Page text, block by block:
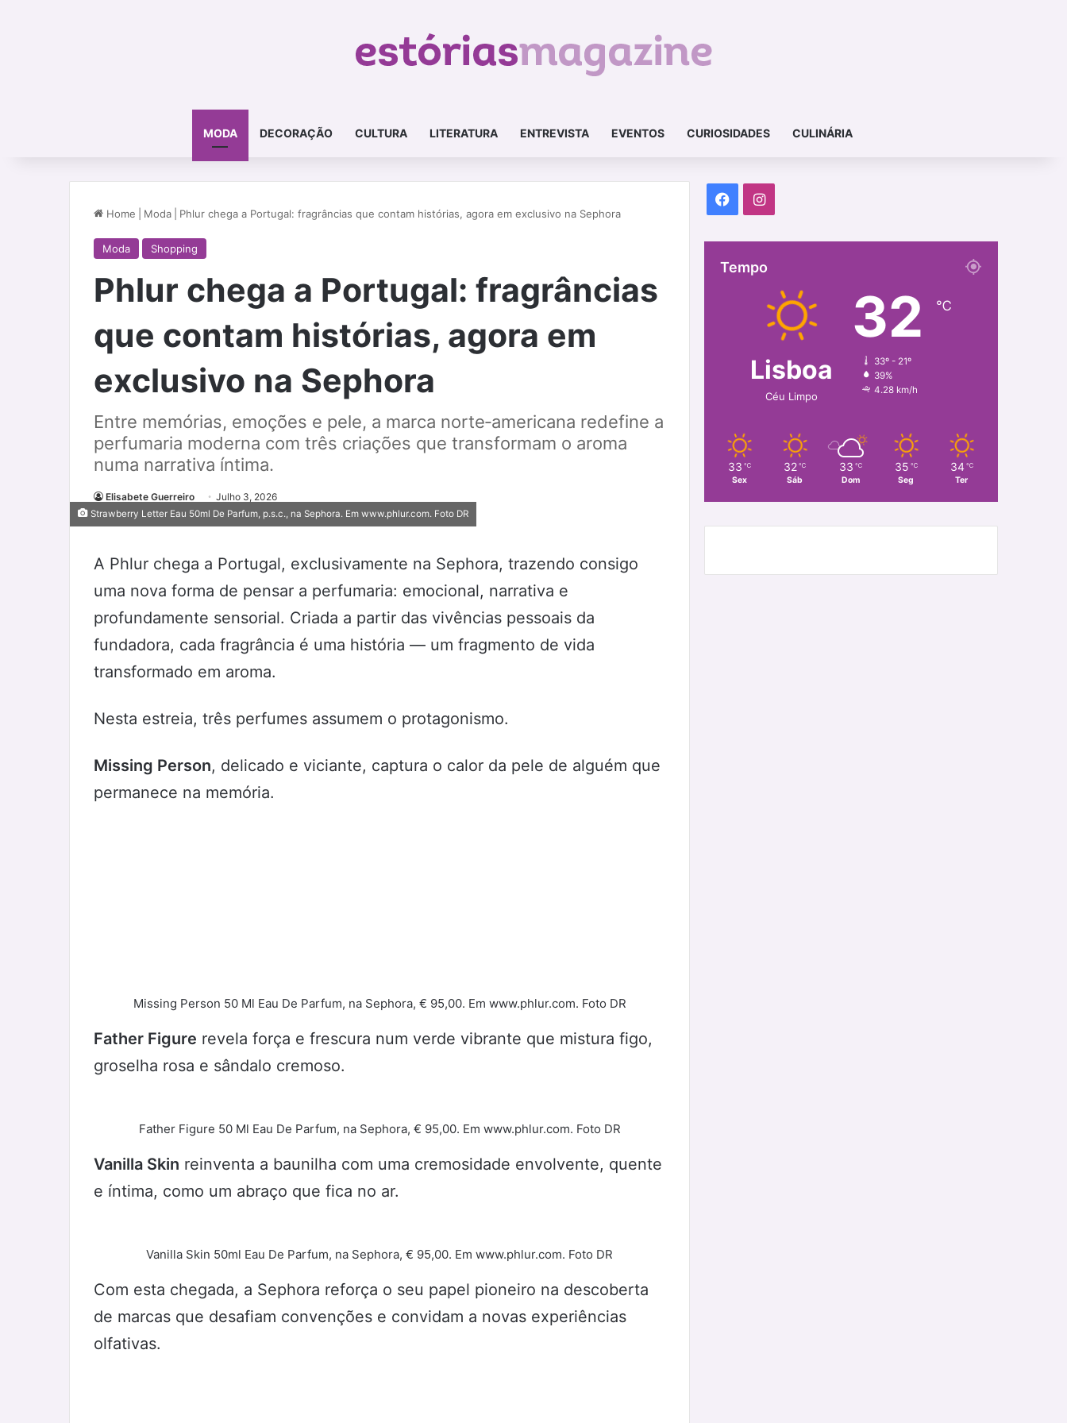
MODA DECORAÇÃO CULTURA LITERATURA ENTREVISTA EVENTOS CURIOSIDADES CULINÁRIA
Home Moda Phlur chega a Portugal: fragrâncias que contam histórias, agora em exclusivo na Sephora
Moda Shopping
Phlur chega a Portugal: fragrâncias
que contam histórias, agora em
exclusivo na Sephora
Entre memórias, emoções e pele, a marca norte‑americana redefine a
perfumaria moderna com três criações que transformam o aroma
numa narrativa íntima.
Elisabete Guerreiro Julho 3, 2026
Strawberry Letter Eau 50ml De Parfum, p.s.c., na Sephora. Em www.phlur.com. Foto DR
A Phlur chega a Portugal, exclusivamente na Sephora, trazendo consigo
uma nova forma de pensar a perfumaria: emocional, narrativa e
profundamente sensorial. Criada a partir das vivências pessoais da
fundadora, cada fragrância é uma história — um fragmento de vida
transformado em aroma.
Nesta estreia, três perfumes assumem o protagonismo.
Missing Person, delicado e viciante, captura o calor da pele de alguém que
permanece na memória.
Missing Person 50 Ml Eau De Parfum, na Sephora, € 95,00. Em www.phlur.com. Foto DR
Father Figure revela força e frescura num verde vibrante que mistura figo,
groselha rosa e sândalo cremoso.
Father Figure 50 Ml Eau De Parfum, na Sephora, € 95,00. Em www.phlur.com. Foto DR
Vanilla Skin reinventa a baunilha com uma cremosidade envolvente, quente
e íntima, como um abraço que fica no ar.
Vanilla Skin 50ml Eau De Parfum, na Sephora, € 95,00. Em www.phlur.com. Foto DR
Com esta chegada, a Sephora reforça o seu papel pioneiro na descoberta
de marcas que desafiam convenções e convidam a novas experiências
olfativas.
FacebookInstagram
Tempo
Lisboa
Céu Limpo
32 ℃
33º - 21º
39%
4.28 km/h
33 ℃
Sex
32 ℃
Sáb
33 ℃
Dom
35 ℃
Seg
34 ℃
Ter